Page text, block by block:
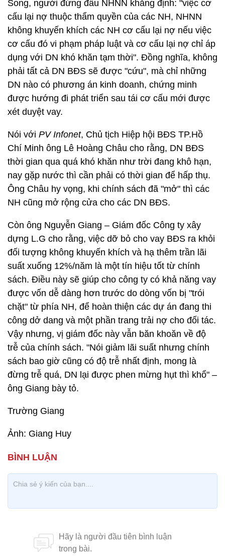
Song, người đứng đầu NHNN khẳng định: "việc cơ
cấu lại nợ thuộc thẩm quyền của các NH, NHNN
không khuyến khích các NH cơ cấu lại nợ nếu việc
cơ cấu đó vi phạm pháp luật và cơ cấu lại nợ chỉ áp
dụng với DN khó khăn tạm thời". Đồng nghĩa, không
phải tất cả DN BĐS sẽ được "cứu", mà chỉ những
DN nào có phương án kinh doanh, chứng minh
được hướng đi phát triển sau tái cơ cấu mới được
xét duyệt vay.
Nói với PVInfonet, Chủ tịch Hiệp hội BĐS TP.Hồ
Chí Minh ông Lê Hoàng Châu cho rằng, DN BĐS
thời gian qua quá khó khăn như trời đang khô hạn,
nay gặp nước thì cần phải có thời gian để hấp thụ.
Ông Châu hy vọng, khi chính sách đã "mở" thì các
NH cũng mở rộng cửa cho các DN BĐS.
Còn ông Nguyễn Giang – Giám đốc Công ty xây
dựng L.G cho rằng, việc dỡ bỏ cho vay BĐS ra khỏi
đối tượng không khuyến khích và hạ thêm trần lãi
suất xuống 12%/năm là một tín hiệu tốt từ chính
sách. Điều này sẽ giúp cho công ty có khả năng vay
được vốn dễ dàng hơn trước do dòng vốn bị "trói
chặt" từ phía NH, để hoàn thiện các dự án đang thi
công dở dang và một phần trang trải nợ cho đối tác.
Vậy nhưng, vị giám đốc này vẫn băn khoăn về độ
trễ của chính sách. "Nói giảm lãi suất nhưng chính
sách bao giờ cũng có độ trễ nhất định, mong là
đừng trễ quá, DN lại được phen mừng hụt thì khổ" –
ông Giang bày tỏ.
Trường Giang
Ảnh: Giang Huy